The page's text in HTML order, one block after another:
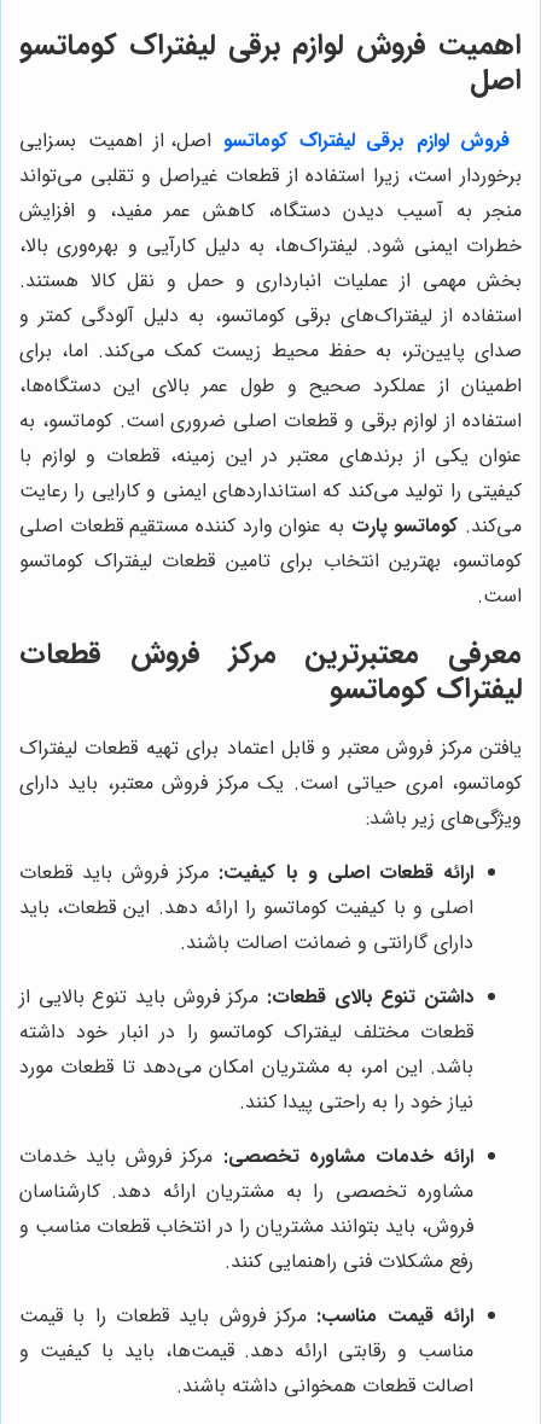
اهمیت فروش لوازم برقی لیفتراک کوماتسو
اصل
فروش لوازم برقی لیفتراک کوماتسو اصل، از اهمیت بسزایی
برخوردار است، زیرا استفاده از قطعات غیراصل و تقلبی می‌تواند
منجر به آسیب دیدن دستگاه، کاهش عمر مفید، و افزایش
خطرات ایمنی شود. لیفتراک‌ها، به دلیل کارآیی و بهره‌وری بالا،
بخش مهمی از عملیات انبارداری و حمل و نقل کالا هستند.
استفاده از لیفتراک‌های برقی کوماتسو، به دلیل آلودگی کمتر و
صدای پایین‌تر، به حفظ محیط زیست کمک می‌کند. اما، برای
اطمینان از عملکرد صحیح و طول عمر بالای این دستگاه‌ها،
استفاده از لوازم برقی و قطعات اصلی ضروری است. کوماتسو، به
عنوان یکی از برندهای معتبر در این زمینه، قطعات و لوازم با
کیفیتی را تولید می‌کند که استانداردهای ایمنی و کارایی را رعایت
می‌کند. کوماتسو پارت به عنوان وارد کننده مستقیم قطعات اصلی
کوماتسو، بهترین انتخاب برای تامین قطعات لیفتراک کوماتسو
است.
معرفی معتبرترین مرکز فروش قطعات
لیفتراک کوماتسو
یافتن مرکز فروش معتبر و قابل اعتماد برای تهیه قطعات لیفتراک
کوماتسو، امری حیاتی است. یک مرکز فروش معتبر، باید دارای
ویژگی‌های زیر باشد:
ارائه قطعات اصلی و با کیفیت: مرکز فروش باید قطعات
اصلی و با کیفیت کوماتسو را ارائه دهد. این قطعات، باید
دارای گارانتی و ضمانت اصالت باشند.
داشتن تنوع بالای قطعات: مرکز فروش باید تنوع بالایی از
قطعات مختلف لیفتراک کوماتسو را در انبار خود داشته
باشد. این امر، به مشتریان امکان می‌دهد تا قطعات مورد
نیاز خود را به راحتی پیدا کنند.
ارائه خدمات مشاوره تخصصی: مرکز فروش باید خدمات
مشاوره تخصصی را به مشتریان ارائه دهد. کارشناسان
فروش، باید بتوانند مشتریان را در انتخاب قطعات مناسب و
رفع مشکلات فنی راهنمایی کنند.
ارائه قیمت مناسب: مرکز فروش باید قطعات را با قیمت
مناسب و رقابتی ارائه دهد. قیمت‌ها، باید با کیفیت و
اصالت قطعات همخوانی داشته باشند.